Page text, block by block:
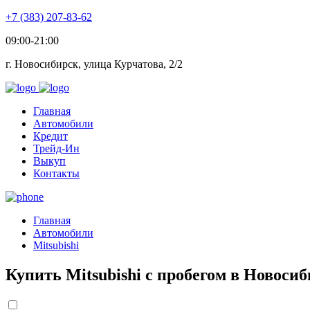
+7 (383) 207-83-62
09:00-21:00
г. Новосибирск, улица Курчатова, 2/2
Главная
Автомобили
Кредит
Трейд-Ин
Выкуп
Контакты
Главная
Автомобили
Mitsubishi
Купить Mitsubishi с пробегом в